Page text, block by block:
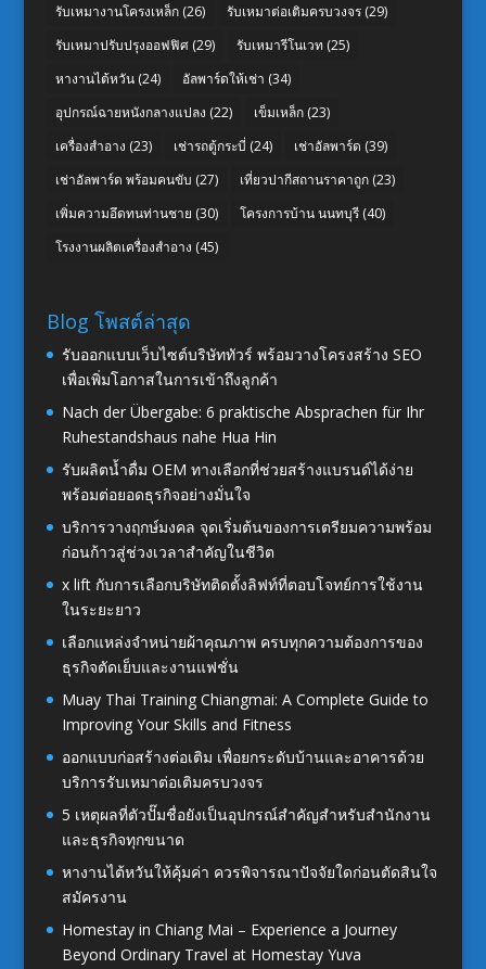
รับเหมางานโครงเหล็ก(26) รับเหมาต่อเติมครบวงจร(29)
รับเหมาปรับปรุงออฟฟิศ(29) รับเหมารีโนเวท (25)
หางานไต้หวัน(24) อัลพาร์ดให้เช่า (34)
อุปกรณ์ฉายหนังกลางแปลง (22) เข็มเหล็ก(23)
เครื่องสำอาง (23) เช่ารถตู้กระบี่ (24) เช่าอัลพาร์ด (39)
เช่าอัลพาร์ด พร้อมคนขับ (27) เที่ยวปากีสถานราคาถูก(23)
เพิ่มความอึดทนท่านชาย (30) โครงการบ้าน นนทบุรี(40)
โรงงานผลิตเครื่องสำอาง (45)
Blog โพสต์ล่าสุด
รับออกแบบเว็บไซต์บริษัททัวร์ พร้อมวางโครงสร้าง SEO
เพื่อเพิ่มโอกาสในการเข้าถึงลูกค้า
Nach der Übergabe: 6 praktische Absprachen für Ihr
Ruhestandshaus nahe Hua Hin
รับผลิตน้ำดื่ม OEM ทางเลือกที่ช่วยสร้างแบรนด์ได้ง่าย
พร้อมต่อยอดธุรกิจอย่างมั่นใจ
บริการวางฤกษ์มงคล จุดเริ่มต้นของการเตรียมความพร้อม
ก่อนก้าวสู่ช่วงเวลาสำคัญในชีวิต
x lift กับการเลือกบริษัทติดตั้งลิฟท์ที่ตอบโจทย์การใช้งาน
ในระยะยาว
เลือกแหล่งจำหน่ายผ้าคุณภาพ ครบทุกความต้องการของ
ธุรกิจตัดเย็บและงานแฟชั่น
Muay Thai Training Chiangmai: A Complete Guide to
Improving Your Skills and Fitness
ออกแบบก่อสร้างต่อเติม เพื่อยกระดับบ้านและอาคารด้วย
บริการรับเหมาต่อเติมครบวงจร
5 เหตุผลที่ตัวปั๊มชื่อยังเป็นอุปกรณ์สำคัญสำหรับสำนักงาน
และธุรกิจทุกขนาด
หางานไต้หวันให้คุ้มค่า ควรพิจารณาปัจจัยใดก่อนตัดสินใจ
สมัครงาน
Homestay in Chiang Mai – Experience a Journey
Beyond Ordinary Travel at Homestay Yuva